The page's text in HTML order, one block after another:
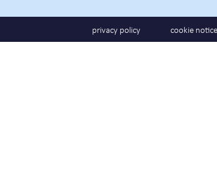
privacy policy cookie notice